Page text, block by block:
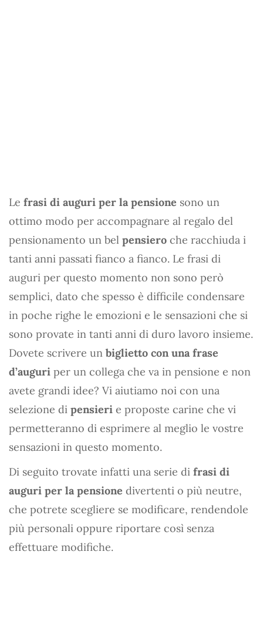
Le frasi di auguri per la pensione sono un
ottimo modo per accompagnare al regalo del
pensionamento un bel pensiero che racchiuda i
tanti anni passati fianco a fianco. Le frasi di
auguri per questo momento non sono però
semplici, dato che spesso è difficile condensare
in poche righe le emozioni e le sensazioni che si
sono provate in tanti anni di duro lavoro insieme.
Dovete scrivere un biglietto con una frase
d’auguri per un collega che va in pensione e non
avete grandi idee? Vi aiutiamo noi con una
selezione di pensieri e proposte carine che vi
permetteranno di esprimere al meglio le vostre
sensazioni in questo momento.
Di seguito trovate infatti una serie di frasi di
auguri per la pensione divertenti o più neutre,
che potrete scegliere se modificare, rendendole
più personali oppure riportare così senza
effettuare modifiche.